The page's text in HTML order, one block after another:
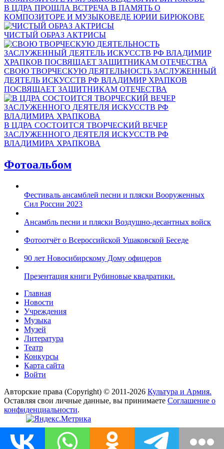
В ЦДРА ПРОШЛА ВСТРЕЧА В ПАМЯТЬ О
КОМПОЗИТОРЕ И МУЗЫКОВЕДЕ ЮРИИ БИРЮКОВЕ
ЧИСТЫЙ ОБРАЗ АКТРИСЫ
СВОЮ ТВОРЧЕСКУЮ ДЕЯТЕЛЬНОСТЬ ЗАСЛУЖЕННЫЙ
ДЕЯТЕЛЬ ИСКУССТВ РФ ВЛАДИМИР ХРАПКОВ
ПОСВЯЩАЕТ ЗАЩИТНИКАМ ОТЕЧЕСТВА
В ЦДРА СОСТОИТСЯ ТВОРЧЕСКИЙ ВЕЧЕР
ЗАСЛУЖЕННОГО ДЕЯТЕЛЯ ИСКУССТВ РФ
ВЛАДИМИРА ХРАПКОВА
Фотоальбом
Фестиваль ансамблей песни и пляски Вооруженных
Сил России 2023
Ансамбль песни и пляски Воздушно-десантных войск
Фотоотчёт о Всероссийской Ушаковской Беседе
90 лет Новосибирскому Дому офицеров
Презентация книги Рубиновые квадратики.
Главная
Новости
Учреждения
Музыка
Музей
Литература
Театр
Конкурсы
Карта сайта
Войти
Авторские права (Copyright) © 2011-2026 Культура и Армия.
Оставляя свои личные данные, вы принимаете Соглашение о
конфиденциальности.